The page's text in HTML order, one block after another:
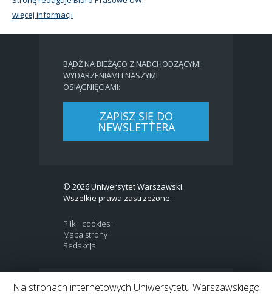
więcej informacji
BĄDŹ NA BIEŻĄCO Z NADCHODZĄCYMI
WYDARZENIAMI I NASZYMI
OSIĄGNIĘCIAMI:
ZAPISZ SIĘ DO
NEWSLETTERA
© 2026 Uniwersytet Warszawski.
Wszelkie prawa zastrzeżone.
Pliki "cookies"
Mapa strony
Redakcja
Na stronach internetowych Uniwersytetu Warszawskiego